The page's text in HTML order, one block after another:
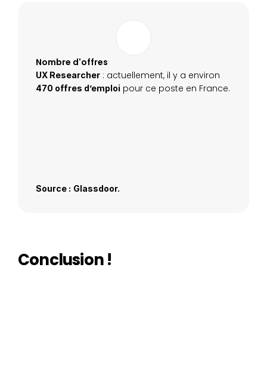
Nombre d'offres
UX Researcher
470 offres d’emploi pour ce poste en France.
Source : Glassdoor.
Conclusion !